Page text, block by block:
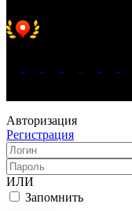
Авторизация
Регистрация
ИЛИ
Запомнить